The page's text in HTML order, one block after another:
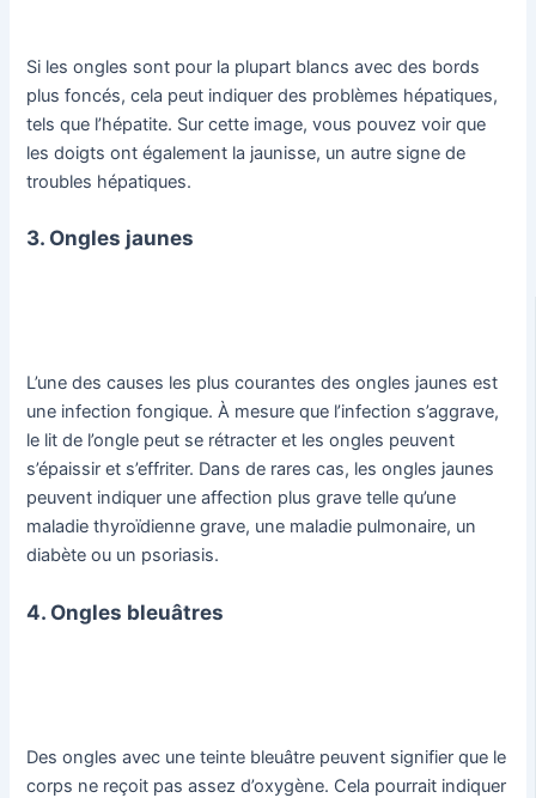
Si les ongles sont pour la plupart blancs avec des bords
plus foncés, cela peut indiquer des problèmes hépatiques,
tels que l’hépatite. Sur cette image, vous pouvez voir que
les doigts ont également la jaunisse, un autre signe de
troubles hépatiques.
3. Ongles jaunes
L’une des causes les plus courantes des ongles jaunes est
une infection fongique. À mesure que l’infection s’aggrave,
le lit de l’ongle peut se rétracter et les ongles peuvent
s’épaissir et s’effriter. Dans de rares cas, les ongles jaunes
peuvent indiquer une affection plus grave telle qu’une
maladie thyroïdienne grave, une maladie pulmonaire, un
diabète ou un psoriasis.
4. Ongles bleuâtres
Des ongles avec une teinte bleuâtre peuvent signifier que le
corps ne reçoit pas assez d’oxygène. Cela pourrait indiquer